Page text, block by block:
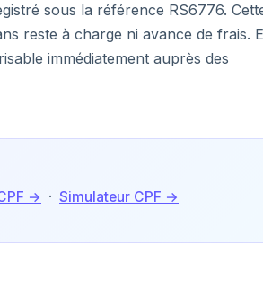
sous la référence RS6776.
reste à charge ni avance de frais.
immédiatement auprès des
→ · Simulateur CPF →